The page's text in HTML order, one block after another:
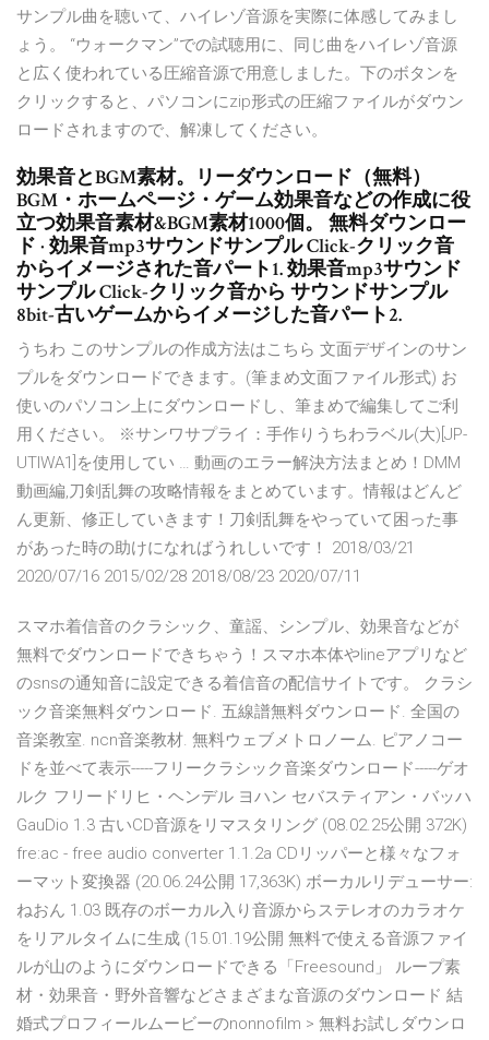
サンプル曲を聴いて、ハイレゾ音源を実際に体感してみまし
ょう。 “ウォークマン”での試聴用に、同じ曲をハイレゾ音源
と広く使われている圧縮音源で用意しました。下のボタンを
クリックすると、パソコンにzip形式の圧縮ファイルがダウン
ロードされますので、解凍してください。
効果音とBGM素材。リーダウンロード（無料）
BGM・ホームページ・ゲーム効果音などの作成に役
立つ効果音素材&BGM素材1000個。 無料ダウンロー
ド · 効果音mp3サウンドサンプル Click-クリック音
からイメージされた音パート1. 効果音mp3サウンド
サンプル Click-クリック音から サウンドサンプル
8bit-古いゲームからイメージした音パート2.
うちわ このサンプルの作成方法はこちら 文面デザインのサン
プルをダウンロードできます。(筆まめ文面ファイル形式) お
使いのパソコン上にダウンロードし、筆まめで編集してご利
用ください。 ※サンワサプライ：手作りうちわラベル(大)[JP-
UTIWA1]を使用してい … 動画のエラー解決方法まとめ！DMM
動画編,刀剣乱舞の攻略情報をまとめています。情報はどんど
ん更新、修正していきます！刀剣乱舞をやっていて困った事
があった時の助けになればうれしいです！ 2018/03/21
2020/07/16 2015/02/28 2018/08/23 2020/07/11
スマホ着信音のクラシック、童謡、シンプル、効果音などが
無料でダウンロードできちゃう！スマホ本体やlineアプリなど
のsnsの通知音に設定できる着信音の配信サイトです。 クラシ
ック音楽無料ダウンロード. 五線譜無料ダウンロード. 全国の
音楽教室. ncn音楽教材. 無料ウェブメトロノーム. ピアノコー
ドを並べて表示-----フリークラシック音楽ダウンロード-----ゲオ
ルク フリードリヒ・ヘンデル ヨハン セバスティアン・バッハ
GauDio 1.3 古いCD音源をリマスタリング (08.02.25公開 372K)
fre:ac - free audio converter 1.1.2a CDリッパーと様々なフォ
ーマット変換器 (20.06.24公開 17,363K) ボーカルリデューサー:
ねおん 1.03 既存のボーカル入り音源からステレオのカラオケ
をリアルタイムに生成 (15.01.19公開 無料で使える音源ファイ
ルが山のようにダウンロードできる「Freesound」 ループ素
材・効果音・野外音響などさまざまな音源のダウンロード 結
婚式プロフィールムービーのnonnofilm > 無料お試しダウンロ